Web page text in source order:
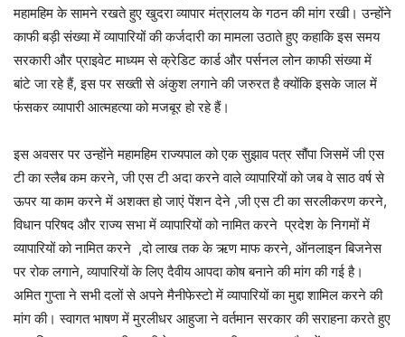
महामहिम के सामने रखते हुए खुदरा व्यापार मंत्रालय के गठन की मांग रखी। उन्होंने
काफी बड़ी संख्या में व्यापारियों की कर्जदारी का मामला उठाते हुए कहाकि इस समय
सरकारी और प्राइवेट माध्यम से क्रेडिट कार्ड और पर्सनल लोन काफी संख्या में
बांटे जा रहे हैं, इस पर सख्ती से अंकुश लगाने की जरुरत है क्योंकि इसके जाल में
फंसकर व्यापारी आत्महत्या को मजबूर हो रहे हैं।
इस अवसर पर उन्होंने महामहिम राज्यपाल को एक सुझाव पत्र सौंपा जिसमें जी एस
टी का स्लैब कम करने, जी एस टी अदा करने वाले व्यापारियों को जब वे साठ वर्ष से
ऊपर या काम करने में अशक्त हो जाएं पेंशन देने ,जी एस टी का सरलीकरण करने,
विधान परिषद और राज्य सभा में व्यापारियों को नामित करने प्रदेश के निगमों में
व्यापारियों को नामित करने ,दो लाख तक के ऋण माफ करने, ऑनलाइन बिजनेस
पर रोक लगाने, व्यापारियों के लिए दैवीय आपदा कोष बनाने की मांग की गई है।
अमित गुप्ता ने सभी दलों से अपने मैनीफेस्टो में व्यापारियों का मुद्दा शामिल करने की
मांग की। स्वागत भाषण में मुरलीधर आहुजा ने वर्तमान सरकार की सराहना करते हुए